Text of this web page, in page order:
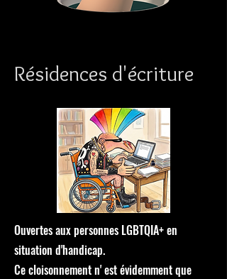
Résidences d'écriture
Ouvertes aux personnes LGBTQIA+ en
situation d'handicap.
Ce cloisonnement n' est évidemment que